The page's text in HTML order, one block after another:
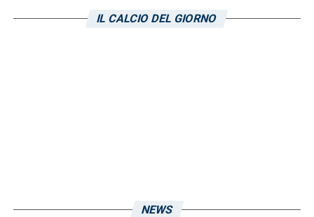
durante l’ultimo allenamento:
IL CALCIO DEL GIORNO
NEWS